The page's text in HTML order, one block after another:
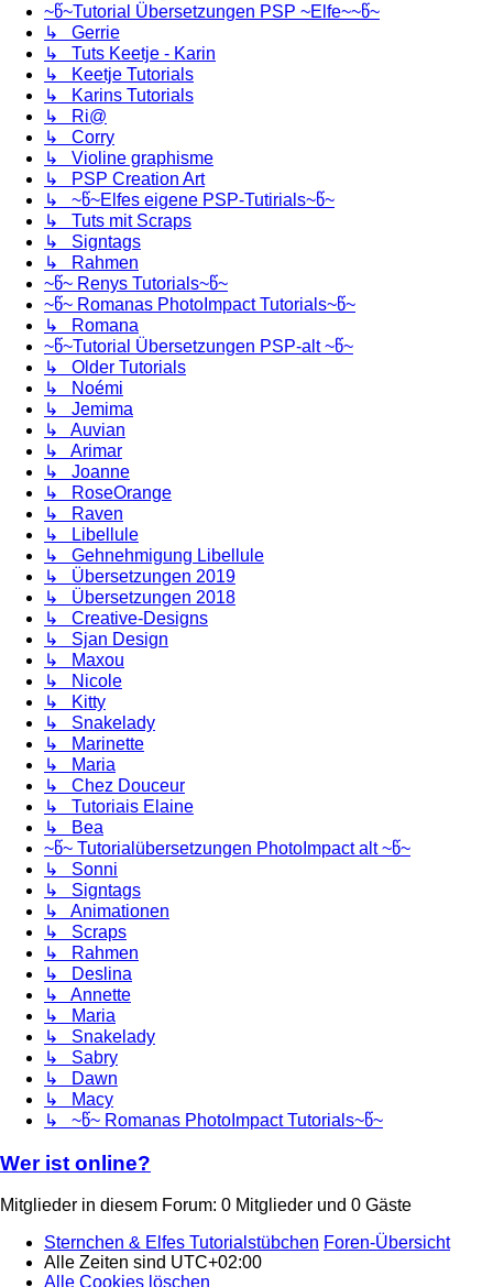
~წ~Tutorial Übersetzungen PSP ~Elfe~~წ~
↳ Gerrie
↳ Tuts Keetje - Karin
↳ Keetje Tutorials
↳ Karins Tutorials
↳ Ri@
↳ Corry
↳ Violine graphisme
↳ PSP Creation Art
↳ ~წ~Elfes eigene PSP-Tutirials~წ~
↳ Tuts mit Scraps
↳ Signtags
↳ Rahmen
~წ~ Renys Tutorials~წ~
~წ~ Romanas PhotoImpact Tutorials~წ~
↳ Romana
~წ~Tutorial Übersetzungen PSP-alt ~წ~
↳ Older Tutorials
↳ Noémi
↳ Jemima
↳ Auvian
↳ Arimar
↳ Joanne
↳ RoseOrange
↳ Raven
↳ Libellule
↳ Gehnehmigung Libellule
↳ Übersetzungen 2019
↳ Übersetzungen 2018
↳ Creative-Designs
↳ Sjan Design
↳ Maxou
↳ Nicole
↳ Kitty
↳ Snakelady
↳ Marinette
↳ Maria
↳ Chez Douceur
↳ Tutoriais Elaine
↳ Bea
~წ~ Tutorialübersetzungen PhotoImpact alt ~წ~
↳ Sonni
↳ Signtags
↳ Animationen
↳ Scraps
↳ Rahmen
↳ Deslina
↳ Annette
↳ Maria
↳ Snakelady
↳ Sabry
↳ Dawn
↳ Macy
↳ ~წ~ Romanas PhotoImpact Tutorials~წ~
Wer ist online?
Mitglieder in diesem Forum: 0 Mitglieder und 0 Gäste
Sternchen & Elfes Tutorialstübchen Foren-Übersicht
Alle Zeiten sind UTC+02:00
Alle Cookies löschen